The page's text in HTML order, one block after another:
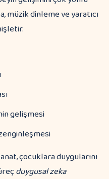
müzik dinleme ve yaratıcı
gelişmesi
çocuklara duygularını
duygusal zeka